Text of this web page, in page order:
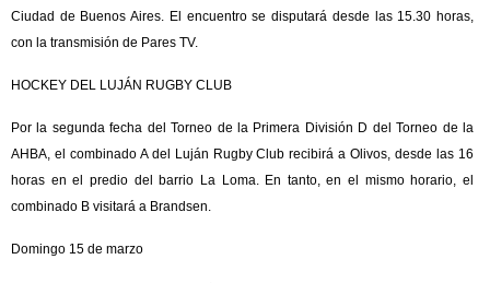
Ciudad de Buenos Aires. El encuentro se disputará desde las 15.30 horas,
con la transmisión de Pares TV.
HOCKEY DEL LUJÁN RUGBY CLUB
Por la segunda fecha del Torneo de la Primera División D del Torneo de la
AHBA, el combinado A del Luján Rugby Club recibirá a Olivos, desde las 16
horas en el predio del barrio La Loma. En tanto, en el mismo horario, el
combinado B visitará a Brandsen.
Domingo 15 de marzo